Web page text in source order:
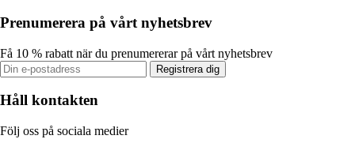
Prenumerera på vårt nyhetsbrev
Få 10 % rabatt när du prenumererar på vårt nyhetsbrev
Registrera dig
Håll kontakten
Följ oss på sociala medier